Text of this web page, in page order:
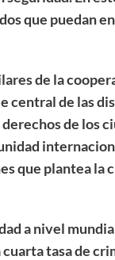
que puedan
de la
central de las
de los
que plantea la
a nivel
tasa de